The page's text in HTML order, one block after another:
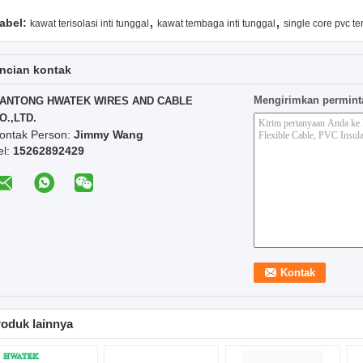
kawat terisolasi inti tunggal , kawat tembaga inti tunggal , single core pvc
kontak
HWATEK WIRES AND CABLE
Person: Jimmy Wang
15262892429
Mengirimkan
lainnya